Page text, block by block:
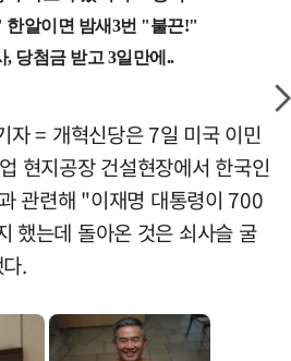
자 = 개혁신당은 7일 미국 이민
현지공장 건설현장에서 한국인
관련해 "이재명 대통령이 700
했는데 돌아온 것은 쇠사슬 굴
.